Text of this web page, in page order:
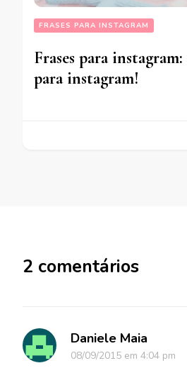
FRASES PARA INSTAGRAM
Frases para instagram:
para instagram!
2 comentários
Daniele Maia
08/09/2015 em 4:04 pm